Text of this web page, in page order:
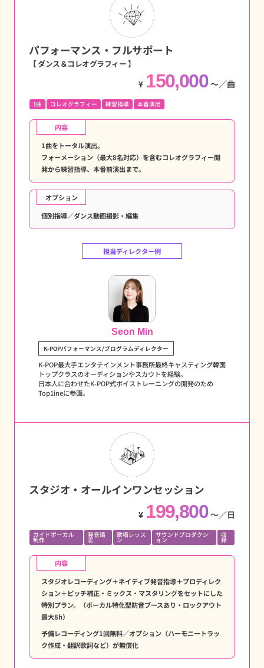
パフォーマンス・フルサポート
【 ダンス＆コレオグラフィー 】
¥ 150,000 〜／曲
1曲 コレオグラフィー 練習指導 本番演出
内容
1曲をトータル演出。
フォーメーション（最大8名対応）を含むコレオグラフィー開
発から練習指導、本番前演出まで。
オプション
個別指導／ダンス動画撮影・編集
担当ディレクター例
Seon Min
K-POPパフォーマンス/プログラムディレクター
K-POP最大手エンタテインメント事務所最終キャスティング韓国
トップクラスのオーディションやスカウトを経験。
日本人に合わせたK-POP式ボイストレーニングの開発のため
Top1ineに参画。
スタジオ・オールインワンセッション
¥ 199,800 〜／日
ガイドボーカル
制作
発音矯
正
歌唱レッス
ン
サウンドプロダクシ
ョン
収
録
内容
スタジオレコーディング＋ネイティブ発音指導＋プロディレク
ション＋ピッチ補正・ミックス・マスタリングをセットにした
特別プラン。（ボーカル特化型防音ブースあり・ロックアウト
最大8h）
予備レコーディング1回無料／オプション（ハーモニートラッ
ク作成・翻訳歌詞など）が無償化